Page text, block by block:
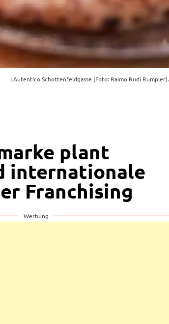
L'Autentico Schottenfeldgasse (Foto: Raimo Rudi Rumpler).
plant
internationale
Franchising
Werbung